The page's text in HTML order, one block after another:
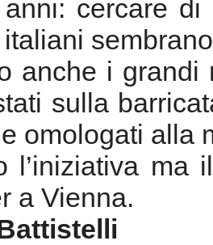
cercare di
anche i
sulla
omologati alla
l’iniziativa
a Vienna.